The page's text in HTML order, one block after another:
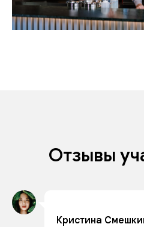
Отзывы
Кристина